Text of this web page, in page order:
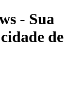
- Sua
de